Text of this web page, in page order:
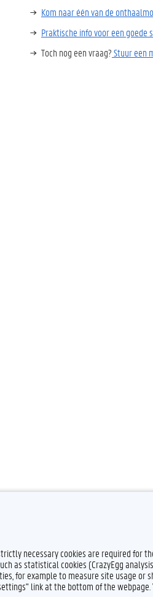
Kom naar één van de
Praktische info voor een goede
Toch nog een vraag?Stuur een
necessary cookies are required for
as statistical cookies (CrazyEgg
for example to measure site usage or
link at the bottom of the